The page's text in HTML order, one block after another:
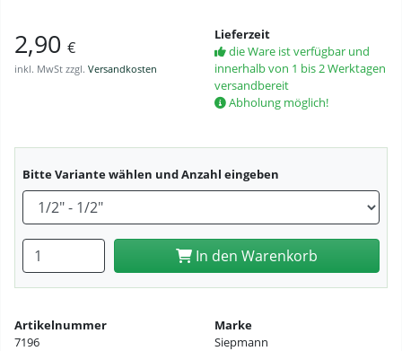
2,90 €
inkl. MwSt zzgl. Versandkosten
Lieferzeit
die Ware ist verfügbar und
innerhalb von 1 bis 2 Werktagen
versandbereit
Abholung möglich!
Bitte Variante wählen und Anzahl eingeben
Anzahl eingeben In den Warenkorb
Artikelnummer
7196
Marke
Siepmann